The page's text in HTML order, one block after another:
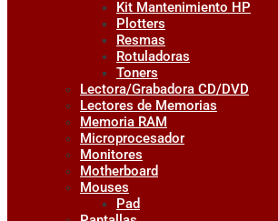
Kit Mantenimiento HP
Plotters
Resmas
Rotuladoras
Toners
Lectora/Grabadora CD/DVD
Lectores de Memorias
Memoria RAM
Microprocesador
Monitores
Motherboard
Mouses
Pad